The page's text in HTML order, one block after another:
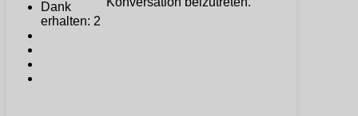
Dank
erhalten: 2